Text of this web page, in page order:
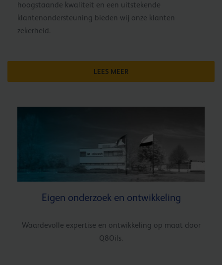
hoogstaande kwaliteit en een uitstekende
klantenondersteuning bieden wij onze klanten
zekerheid.
LEES MEER
Eigen onderzoek en ontwikkeling
Waardevolle expertise en ontwikkeling op maat door
Q8Oils.